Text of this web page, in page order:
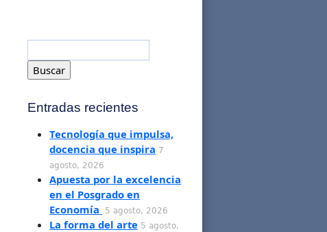
Entradas recientes
Tecnología que impulsa,
docencia que inspira 7
agosto, 2026
Apuesta por la excelencia
en el Posgrado en
Economía
5 agosto, 2026
La forma del arte 5 agosto,